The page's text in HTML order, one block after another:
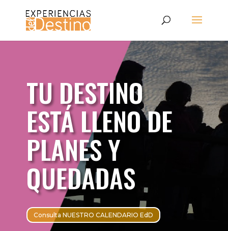
TU DESTINO
ESTÁ LLENO DE
PLANES Y
QUEDADAS
Consulta NUESTRO CALENDARIO EdD